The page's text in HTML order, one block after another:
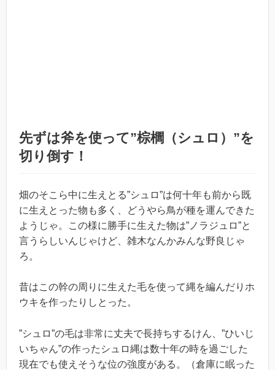
先ずは斧を使って”棕櫚（シュロ）”を
切り倒す！
畑のそこら中に生えとる”シュロ”は何十年も前から既
に生えとった物も多く、どうやら鳥が種を運んできた
ようじゃ。この様に勝手に生えた物は”ノラジュロ”と
言うらしいんじゃけど、雑木なんかみんな野良じゃ
ろ。
昔はこの幹の周りに生えた毛を使って縄を編んだりホ
ウキを作ったりしとった。
”シュロ”の毛は非常に丈夫で長持ちするけん、”ひいじ
いちゃん”の作ったシュロ縄は数十年の時を過ごした
現在でも使えそうな位の強度がある。（倉庫に眠った